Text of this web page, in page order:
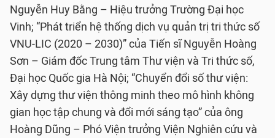
Nguyễn Huy Bằng – Hiệu trưởng Trường Đại học
Vinh; “Phát triển hệ thống dịch vụ quản trị tri thức số
VNU-LIC (2020 – 2030)” của Tiến sĩ Nguyễn Hoàng
Sơn – Giám đốc Trung tâm Thư viện và Tri thức số,
Đại học Quốc gia Hà Nội; “Chuyển đổi số thư viện:
Xây dựng thư viện thông minh theo mô hình không
gian học tập chung và đổi mới sáng tạo” của ông
Hoàng Dũng – Phó Viện trưởng Viện Nghiên cứu và